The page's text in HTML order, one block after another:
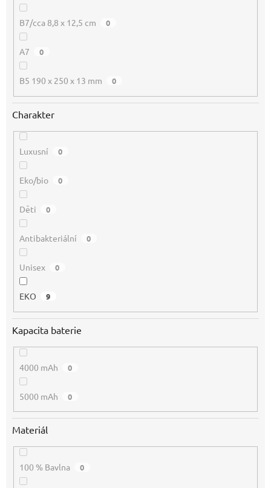
B7/cca 8,8 x 12,5 cm 0
A7 0
B5 190 x 250 x 13 mm 0
Charakter
Luxusní 0
Eko/bio 0
Děti 0
Antibakteriální 0
Unisex 0
EKO 9
Kapacita baterie
4000 mAh 0
5000 mAh 0
Materiál
100 % Bavlna 0